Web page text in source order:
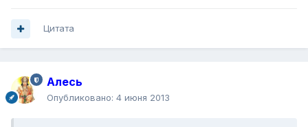
Цитата
Алесь
Опубликовано: 4 июня 2013